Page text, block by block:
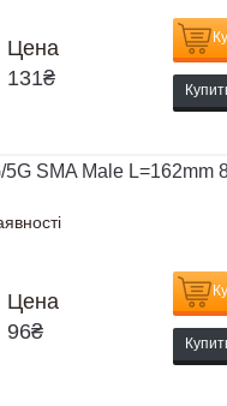
Цена
131₴
SMA Male L=162mm
Цена
96₴